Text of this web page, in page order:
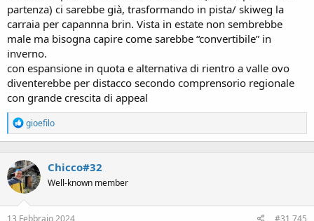
partenza) ci sarebbe già, trasformando in pista/ skiweg la
carraia per capannna brin. Vista in estate non sembrebbe
male ma bisogna capire come sarebbe “convertibile” in
inverno.
con espansione in quota e alternativa di rientro a valle ovo
diventerebbe per distacco secondo comprensorio regionale
con grande crescita di appeal
R
e
a
t
i
o
n
gioefilo
Chicco#32
Well-known member